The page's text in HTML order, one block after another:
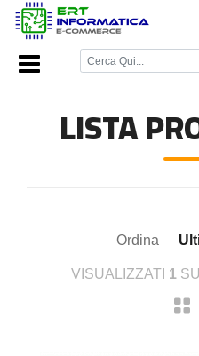
Home Page/Toner/HP/
LISTA
Ordina
VISUALIZZATI 1 SU